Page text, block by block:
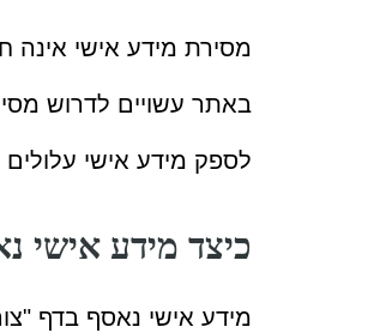
מסירת מידע אישי אינה
באתר עשויים לדרוש
לספק מידע אישי
כיצד מידע אישי
מידע אישי נאסף בדף